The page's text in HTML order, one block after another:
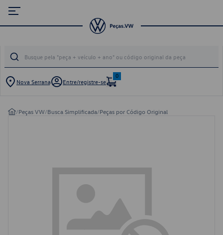
Nova Serrana Entre/registre-se
0
/Peças VW/Busca Simplificada/Peças por Código Original